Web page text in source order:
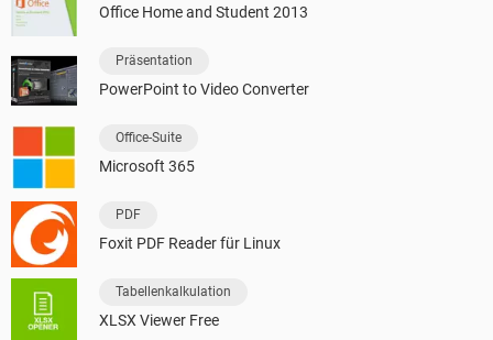
Office Home and Student 2013
Präsentation
PowerPoint to Video Converter
Office-Suite
Microsoft 365
PDF
Foxit PDF Reader für Linux
Tabellenkalkulation
XLSX Viewer Free